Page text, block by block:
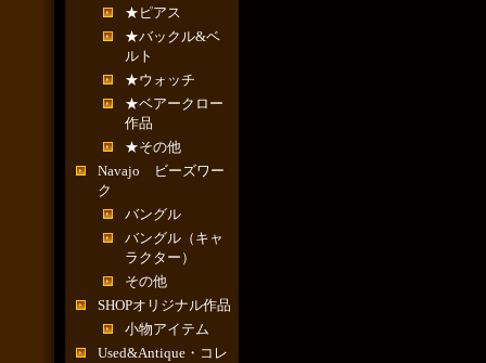
★ピアス
★バックル&ベ
ルト
★ウォッチ
★ベアークロー
作品
★その他
Navajo ビーズワー
ク
バングル
バングル（キャ
ラクター）
その他
SHOPオリジナル作品
小物アイテム
Used&Antique・コレ